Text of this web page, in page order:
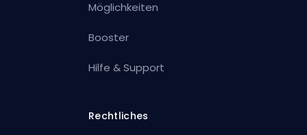
Möglichkeiten
Booster
Hilfe & Support
Rechtliches